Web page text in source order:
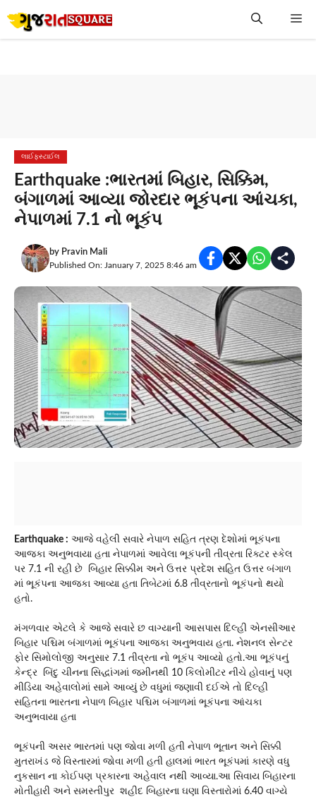
to
લાઈફસ્ટાઈલ
Earthquake :ભારતમાં બિહાર, સિક્કિમ,
બંગાળમાં આવ્યા જોરદાર ભૂકંપના આંચકા,
નેપાળમાં 7.1 નો ભૂકંપ
by Pravin Mali
Published On: January 7, 2025 8:46 am
Earthquake : આજે વહેલી સવારે નેપાળ સહિત ત્રણ દેશોમાં ભૂકંપના
આજકા અનુભવાયા હતા નેપાળમાં આવેલા ભૂકંપની તીવ્રતા રિક્ટર સ્કેલ
પર 7.1 ની રહી છે બિહાર સિક્કીમ અને ઉત્તર પ્રદેશ સહિત ઉત્તર બંગાળ
માં ભૂકંપના આજકા આવ્યા હતા તિબેટમાં 6.8 તીવ્રતાનો ભૂકંપનો થયો
હતો.
મંગળવાર એટલે કે આજે સવારે છ વાગ્યાની આસપાસ દિલ્હી એનસીઆર
બિહાર પશ્ચિમ બંગાળમાં ભૂકંપના આજકા અનુભવાય હતા. નેશનલ સેન્ટર
ફોર સિમોલોજી અનુસાર 7.1 તીવ્રતા નો ભૂકંપ આવ્યો હતો.આ ભૂકંપનું
કેન્દ્ર બિંદુ ચીનના સિદ્ધાંગમાં જમીનથી 10 કિલોમીટર નીચે હોવાનું પણ
મીડિયા અહેવાલોમાં સામે આવ્યું છે વધુમાં જણાવી દઈએ તો દિલ્હી
સહિતના ભારતના નેપાળ બિહાર પશ્ચિમ બંગાળમાં ભૂકંપના આંચકા
અનુભવાયા હતા
ભૂકંપની અસર ભારતમાં પણ જોવા મળી હતી નેપાળ ભૂતાન અને સિક્કી
મુતરાખંડ જે વિસ્તારમાં જોવા મળી હતી હાલમાં ભારત ભૂકંપમાં કારણે વધુ
નુકસાન ના કોઈપણ પ્રકારના અહેવાલ નથી આવ્યા.આ સિવાય બિહારના
મોતીહારી અને સમસ્તીપુર શહીદ બિહારના ઘણા વિસ્તારોમાં 6.40 વાગ્યે